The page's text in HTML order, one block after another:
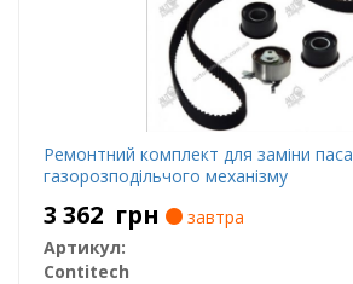
Ремонтний комплект для заміни паса
газорозподільчого механізму
3 362 грн
завтра
Артикул:
Contitech